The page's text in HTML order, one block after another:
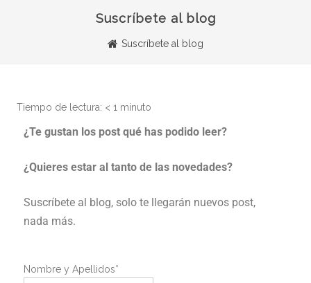
Suscríbete al blog
Suscríbete al blog
Tiempo de lectura: < 1 minuto
¿Te gustan los post qué has podido leer?
¿Quieres estar al tanto de las novedades?
Suscríbete al blog, solo te llegarán nuevos post,
nada más.
Nombre y Apellidos*